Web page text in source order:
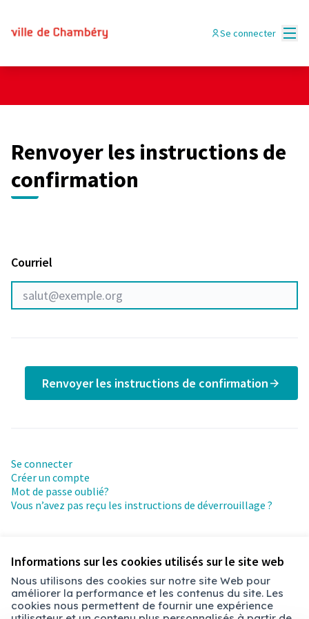
Informations sur les cookies utilisés sur le site web
Nous utilisons des cookies sur notre site Web pour
améliorer la performance et les contenus du site. Les
cookies nous permettent de fournir une expérience
Se connecter
Renvoyer les instructions de
confirmation
Courriel
Renvoyer les instructions de confirmation
Se connecter
Créer un compte
Mot de passe oublié?
Vous n’avez pas reçu les instructions de déverrouillage ?
Conditions d'utilisation
Paramètres des cookies